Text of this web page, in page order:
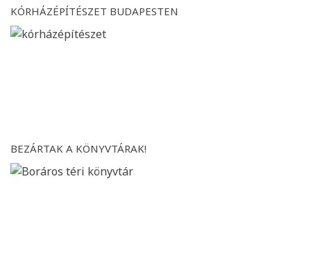
KÓRHÁZÉPÍTÉSZET BUDAPESTEN
BEZÁRTAK A KÖNYVTÁRAK!